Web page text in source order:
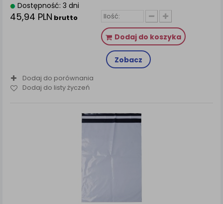
Dostępność: 3 dni
45,94 PLN brutto
Dodaj do koszyka
Zobacz
Dodaj do porównania
Dodaj do listy życzeń